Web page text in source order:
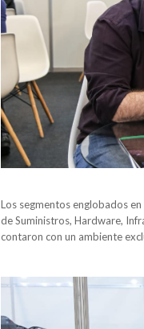
Los segmentos englobados
de Suministros, Hardware,
contaron con un ambiente